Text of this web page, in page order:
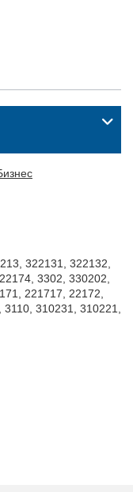
322131, 322132,
3302, 330202,
221717, 22172,
310231, 310221,